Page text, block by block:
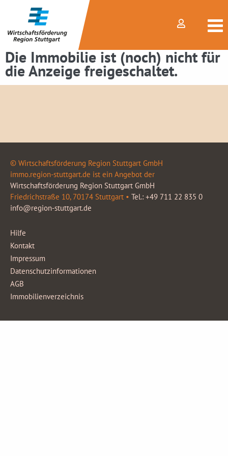
Die Immobilie ist (noch) nicht für
die Anzeige freigeschaltet.
© Wirtschaftsförderung Region Stuttgart GmbH
immo.region-stuttgart.de ist ein Angebot der
Wirtschaftsförderung Region Stuttgart GmbH
Friedrichstraße 10, 70174 Stuttgart • Tel.: +49 711 22 835 0
info@region-stuttgart.de
Hilfe
Kontakt
Impressum
Datenschutzinformationen
AGB
Immobilienverzeichnis